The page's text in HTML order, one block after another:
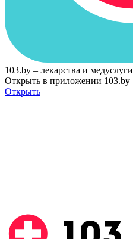
103.by – лекарства и медуслуги
Открыть в приложении 103.by
Открыть